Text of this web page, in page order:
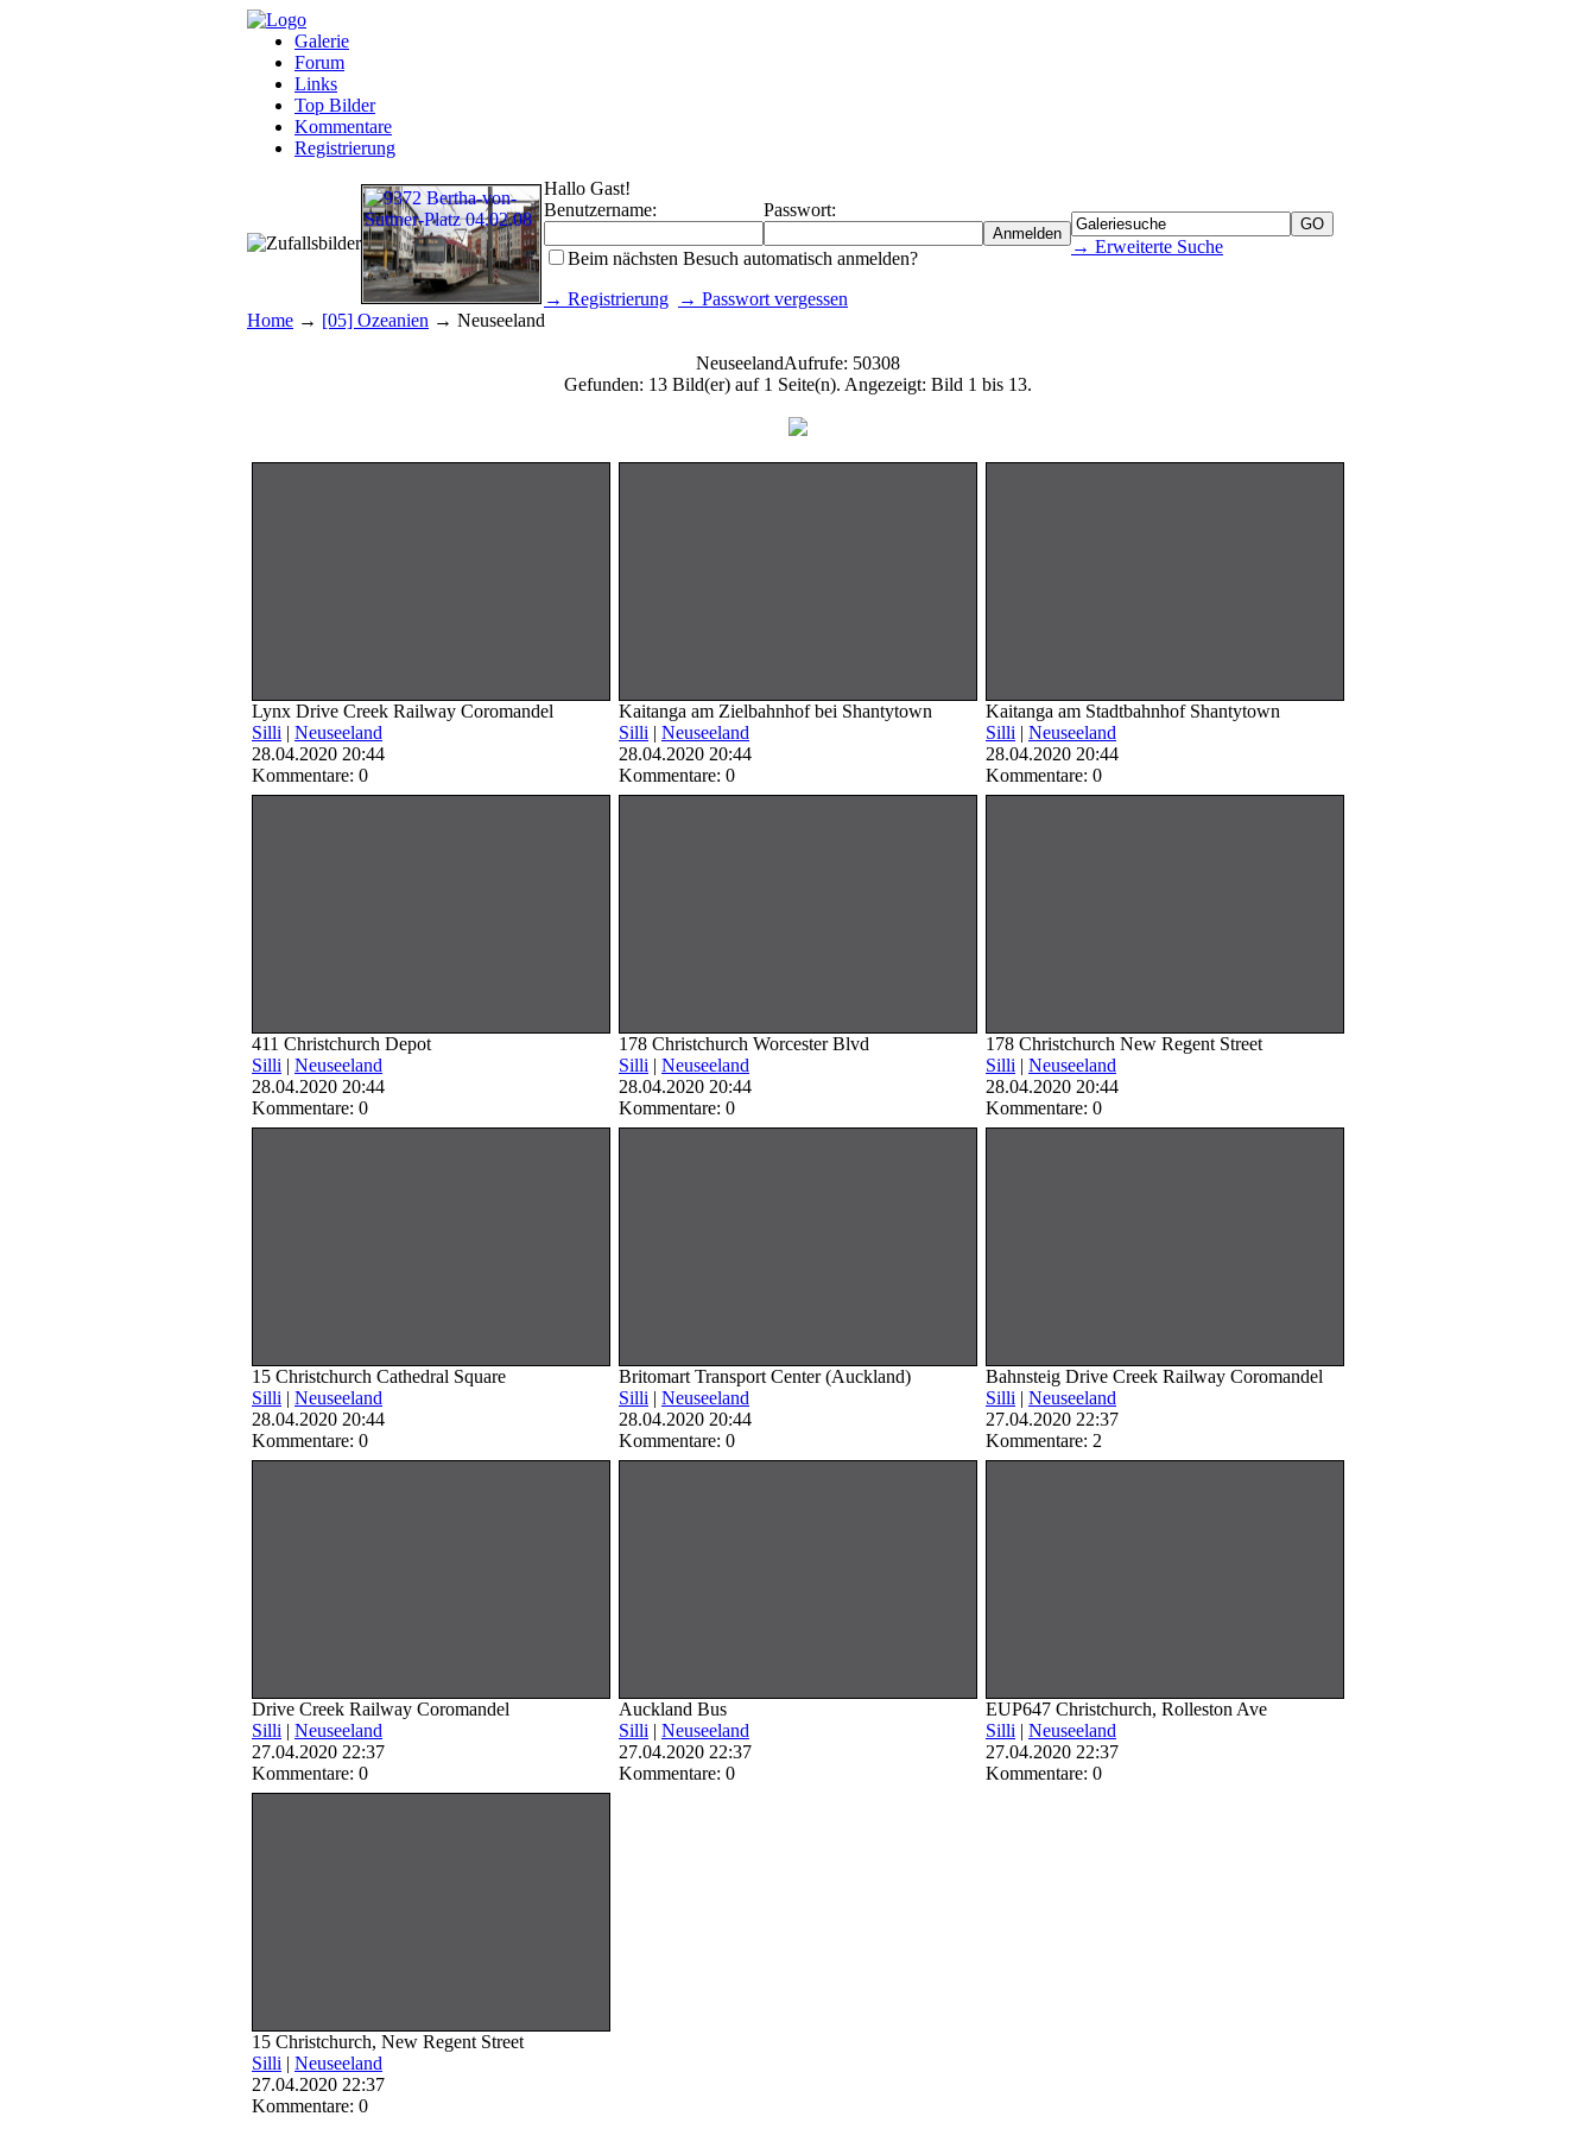
Galerie
Forum
Links
Top Bilder
Kommentare
Registrierung
Hallo Gast!
Benutzername:
Passwort:
Beim nächsten Besuch automatisch anmelden?
→ Registrierung
→ Passwort vergessen
→ Erweiterte Suche
Home → [05] Ozeanien → Neuseeland
NeuseelandAufrufe: 50308
Gefunden: 13 Bild(er) auf 1 Seite(n). Angezeigt: Bild 1 bis 13.
Lynx Drive Creek Railway Coromandel
Silli | Neuseeland
28.04.2020 20:44
Kommentare: 0
Kaitanga am Zielbahnhof bei Shantytown
Silli | Neuseeland
28.04.2020 20:44
Kommentare: 0
Kaitanga am Stadtbahnhof Shantytown
Silli | Neuseeland
28.04.2020 20:44
Kommentare: 0
411 Christchurch Depot
Silli | Neuseeland
28.04.2020 20:44
Kommentare: 0
178 Christchurch Worcester Blvd
Silli | Neuseeland
28.04.2020 20:44
Kommentare: 0
178 Christchurch New Regent Street
Silli | Neuseeland
28.04.2020 20:44
Kommentare: 0
15 Christchurch Cathedral Square
Silli | Neuseeland
28.04.2020 20:44
Kommentare: 0
Britomart Transport Center (Auckland)
Silli | Neuseeland
28.04.2020 20:44
Kommentare: 0
Bahnsteig Drive Creek Railway Coromandel
Silli | Neuseeland
27.04.2020 22:37
Kommentare: 2
Drive Creek Railway Coromandel
Silli | Neuseeland
27.04.2020 22:37
Kommentare: 0
Auckland Bus
Silli | Neuseeland
27.04.2020 22:37
Kommentare: 0
EUP647 Christchurch, Rolleston Ave
Silli | Neuseeland
27.04.2020 22:37
Kommentare: 0
15 Christchurch, New Regent Street
Silli | Neuseeland
27.04.2020 22:37
Kommentare: 0